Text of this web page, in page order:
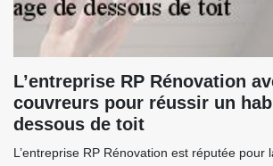
L’entreprise RP Rénovation
couvreurs pour réussir un
dessous de toit
L’entreprise RP Rénovation est réputée pour